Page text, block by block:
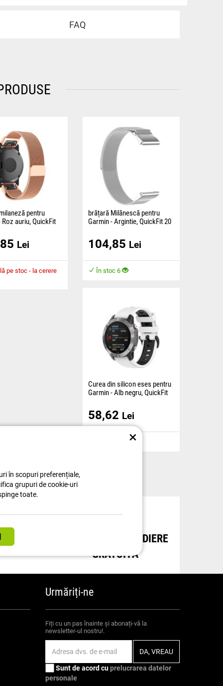
în scopuri preferențiale,
grupuri de cookie-uri
toate.
×
FAQ
pentru
Roz auriu, QuickFit
dotată cu conector
pentru o
Lei
pe stoc - la cerere
brățară Milănescă pentru
Garmin - Argintie, QuickFit 20
Brățara este echipată cu un
conector EasyFit (QuickFit)
brățării.
104,85 Lei
În stoc 6
Curea din silicon eses pentru
Garmin - Alb negru, QuickFit
Cureaua este echipată cu un
conector EasyFit (QuickFit)
pentru înlocuirea rapidă a
curelei, este fabricată
58,62 Lei
OPȚIUNE DE EXPEDIERE
GRATUITĂ
Urmăriți-ne
Fiți cu un pas înainte și abonați-vă la
newsletter-ul nostru!.
Sunt de acord cuprelucrarea datelor
personale